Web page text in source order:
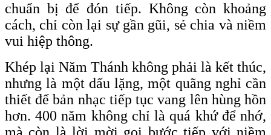
chuẩn bị để đón tiếp. Không còn khoảng
cách, chỉ còn lại sự gần gũi, sẻ chia và niềm
vui hiệp thông.
Khép lại Năm Thánh không phải là kết thúc,
nhưng là một dấu lặng, một quãng nghỉ cần
thiết để bản nhạc tiếp tục vang lên hùng hồn
hơn. 400 năm không chỉ là quá khứ để nhớ,